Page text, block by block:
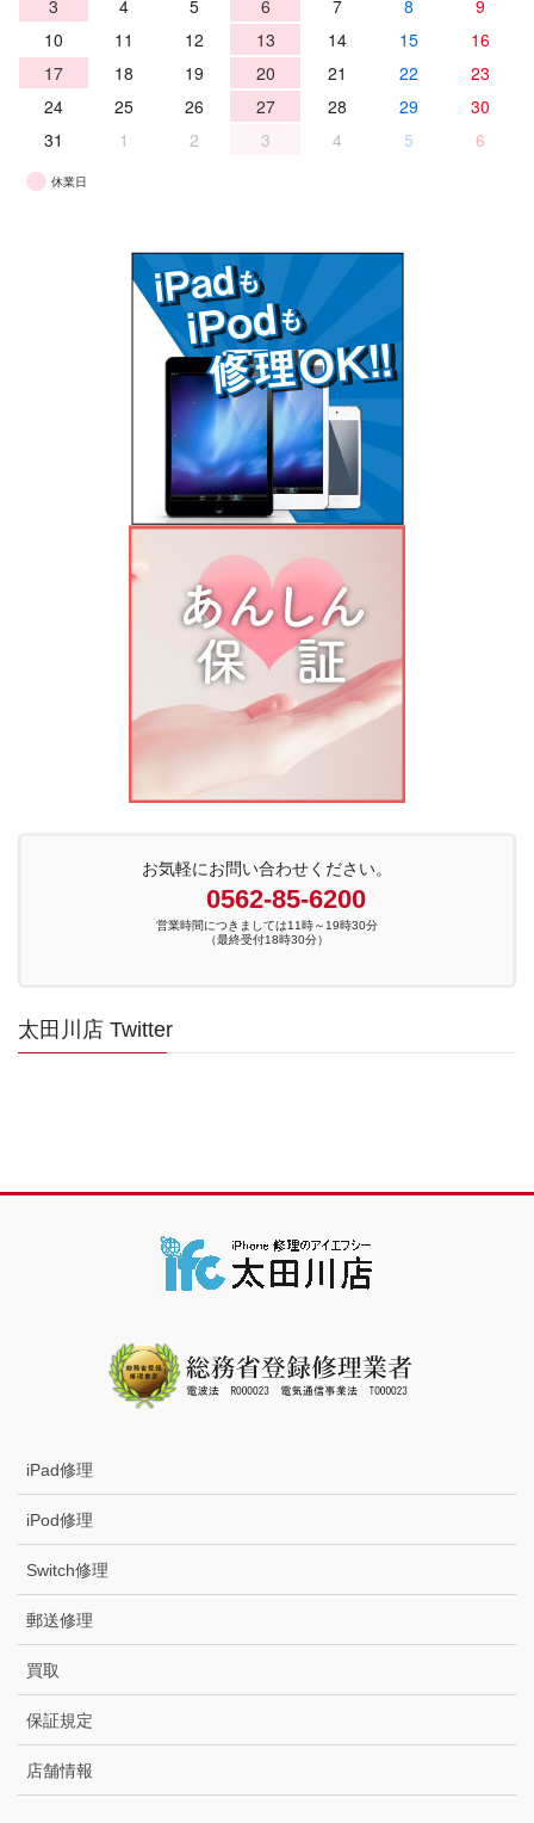
3
4 5 6 7 8
9
10
11 12 13 14 15
16
17
18 19 20 21 22
23
24
25 26 27 28 29
30
31
1 2 3 4 5 6
休業日
お気軽にお問い合わせください。
0562-85-6200
営業時間につきましては11時～19時30分
（最終受付18時30分）
太田川店 Twitter
iPad修理
iPod修理
Switch修理
郵送修理
買取
保証規定
店舗情報